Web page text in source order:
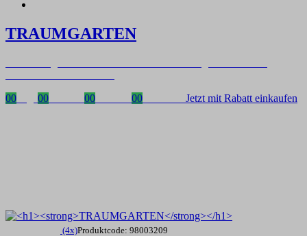
TRAUMGARTEN
00
00 00 00 Jetzt mit Rabatt einkaufen
(4x)Produktcode: 98003209